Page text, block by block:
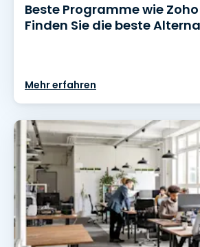
Beste Programme wie
Finden Sie die beste
Mehr erfahren